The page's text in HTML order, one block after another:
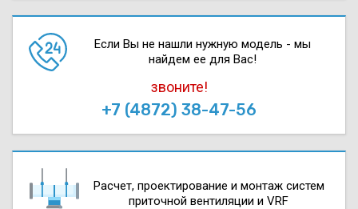
Если Вы не нашли нужную модель - мы
найдем ее для Вас!
звоните!
+7 (4872) 38-47-56
Расчет, проектирова­ние и монтаж систем
приточной вентиляции и VRF